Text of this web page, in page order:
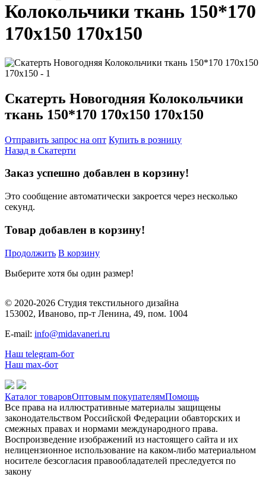
Колокольчики ткань 150*170
170x150 170x150
Скатерть Новогодняя Колокольчики
ткань 150*170 170x150 170x150
Отправить запрос на опт Купить в розницу
Назад в Скатерти
Заказ успешно добавлен в корзину!
Это сообщение автоматически закроется через несколько
секунд.
Товар добавлен в корзину!
Продолжить В корзину
Выберите хотя бы один размер!
© 2020-2026 Студия текстильного дизайна
153002, Иваново, пр-т Ленина, 49, пом. 1004
E-mail: info@midavaneri.ru
Наш telegram-бот
Наш max-бот
Каталог товаровОптовым покупателямПомощь
Все права на иллюстративные материалы защищены
законодательством Российской Федерации обавторских и
смежных правах и нормами международного права.
Воспроизведение изображений из настоящего сайта и их
нелицензионное использование на каком-либо материальном
носителе безсогласия правообладателей преследуется по
закону